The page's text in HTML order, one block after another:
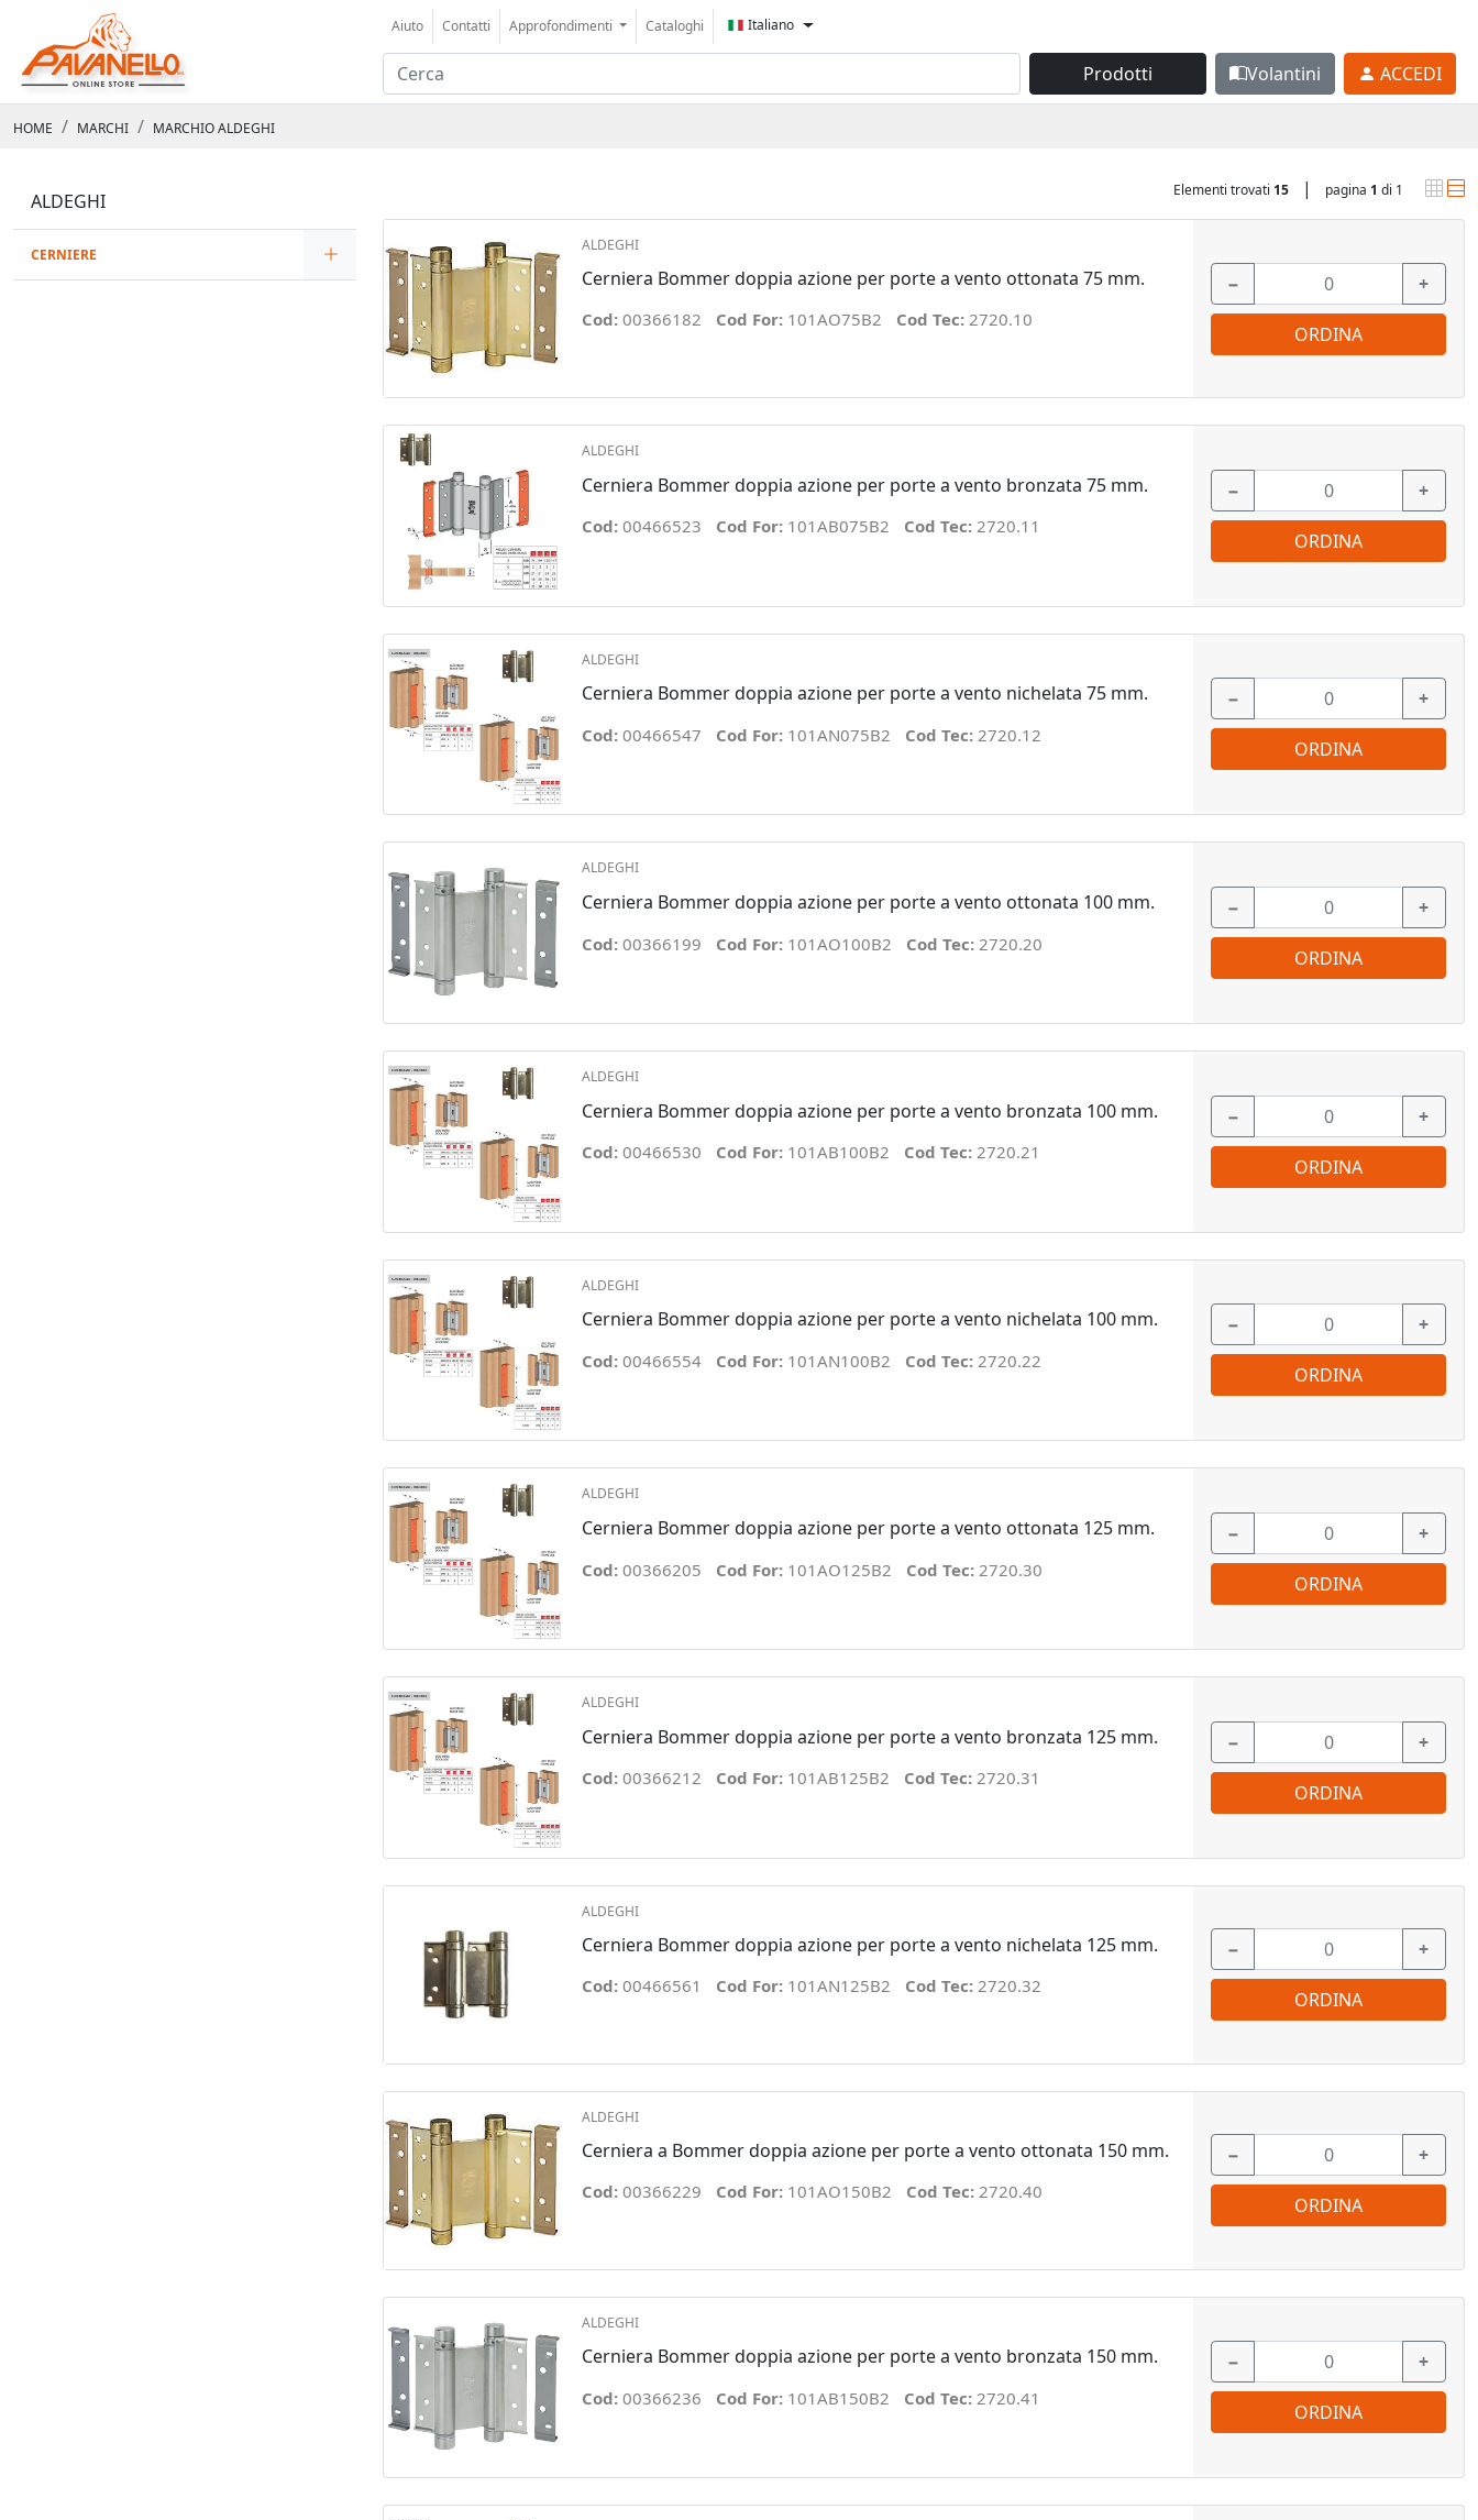
Aiuto Contatti Approfondimenti Cataloghi Italiano
Prodotti Volantini ACCEDI
HOME MARCHI MARCHIO ALDEGHI
ALDEGHI
CERNIERE
Elementi trovati 15 | pagina 1 di 1
ALDEGHI
Cerniera Bommer doppia azione per porte a vento ottonata 75 mm.
Cod: 00366182 Cod For: 101AO75B2 Cod Tec: 2720.10
− +
ORDINA
ALDEGHI
Cerniera Bommer doppia azione per porte a vento bronzata 75 mm.
Cod: 00466523 Cod For: 101AB075B2 Cod Tec: 2720.11
− +
ORDINA
ALDEGHI
Cerniera Bommer doppia azione per porte a vento nichelata 75 mm.
Cod: 00466547 Cod For: 101AN075B2 Cod Tec: 2720.12
− +
ORDINA
ALDEGHI
Cerniera Bommer doppia azione per porte a vento ottonata 100 mm.
Cod: 00366199 Cod For: 101AO100B2 Cod Tec: 2720.20
− +
ORDINA
ALDEGHI
Cerniera Bommer doppia azione per porte a vento bronzata 100 mm.
Cod: 00466530 Cod For: 101AB100B2 Cod Tec: 2720.21
− +
ORDINA
ALDEGHI
Cerniera Bommer doppia azione per porte a vento nichelata 100 mm.
Cod: 00466554 Cod For: 101AN100B2 Cod Tec: 2720.22
− +
ORDINA
ALDEGHI
Cerniera Bommer doppia azione per porte a vento ottonata 125 mm.
Cod: 00366205 Cod For: 101AO125B2 Cod Tec: 2720.30
− +
ORDINA
ALDEGHI
Cerniera Bommer doppia azione per porte a vento bronzata 125 mm.
Cod: 00366212 Cod For: 101AB125B2 Cod Tec: 2720.31
− +
ORDINA
ALDEGHI
Cerniera Bommer doppia azione per porte a vento nichelata 125 mm.
Cod: 00466561 Cod For: 101AN125B2 Cod Tec: 2720.32
− +
ORDINA
ALDEGHI
Cerniera a Bommer doppia azione per porte a vento ottonata 150 mm.
Cod: 00366229 Cod For: 101AO150B2 Cod Tec: 2720.40
− +
ORDINA
ALDEGHI
Cerniera Bommer doppia azione per porte a vento bronzata 150 mm.
Cod: 00366236 Cod For: 101AB150B2 Cod Tec: 2720.41
− +
ORDINA